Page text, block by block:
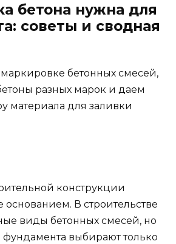
бетона нужна для
советы и сводная
бетонных смесей,
разных марок и даем
материала для заливки
конструкции
основанием. В строительстве
виды бетонных смесей, но
выбирают только